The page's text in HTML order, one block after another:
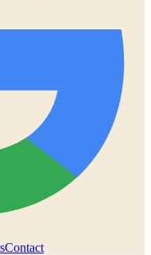
Contact